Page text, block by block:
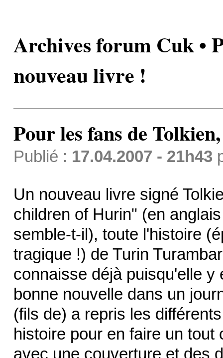
Archives forum Cuk •
nouveau livre !
Pour les fans de
Publié : 17.04.2007 - 21h43
Un nouveau livre signé
children of Hurin" (en
semble-t-il), toute l'histoire
tragique !) de Turin
connaisse déjà puisqu'elle
bonne nouvelle dans un
(fils de) a repris les
histoire pour en faire un
avec une couverture et des